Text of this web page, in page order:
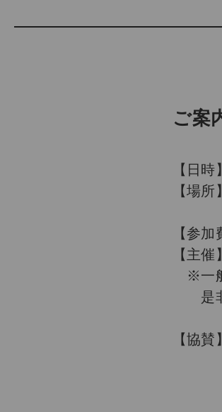
ご案
【日
【場
【参
【主
※一般
是非
【協
株
株
株式